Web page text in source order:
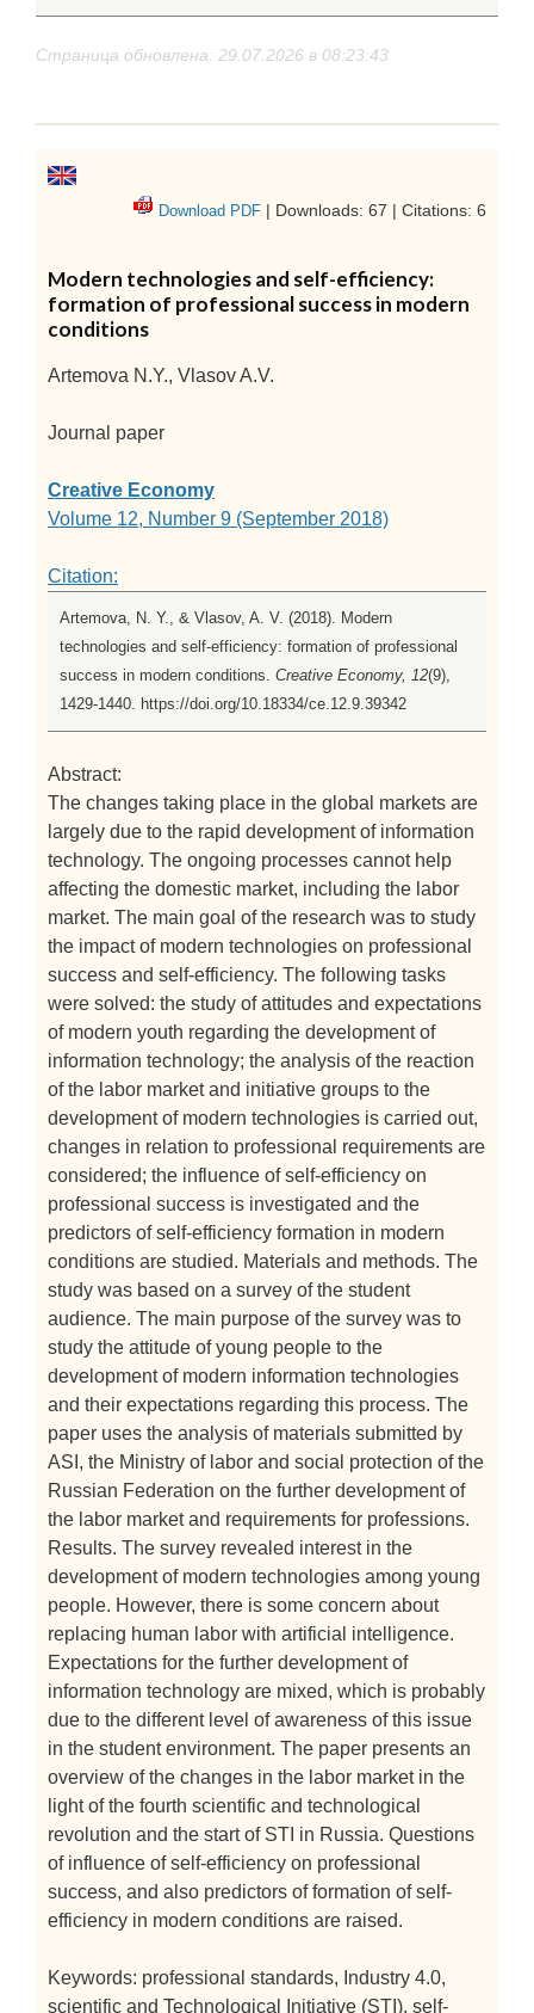
Страница обновлена: 29.07.2026 в 08:23:43
Download PDF | Downloads: 67 | Citations: 6
Modern technologies and self-efficiency:
formation of professional success in modern
conditions
Artemova N.Y., Vlasov A.V.
Journal paper
Creative Economy
Volume 12, Number 9 (September 2018)
Citation:
Artemova, N. Y., & Vlasov, A. V. (2018). Modern
technologies and self-efficiency: formation of professional
success in modern conditions. Creative Economy, 12(9),
1429-1440. https://doi.org/10.18334/ce.12.9.39342
Abstract:
The changes taking place in the global markets are
largely due to the rapid development of information
technology. The ongoing processes cannot help
affecting the domestic market, including the labor
market. The main goal of the research was to study
the impact of modern technologies on professional
success and self-efficiency. The following tasks
were solved: the study of attitudes and expectations
of modern youth regarding the development of
information technology; the analysis of the reaction
of the labor market and initiative groups to the
development of modern technologies is carried out,
changes in relation to professional requirements are
considered; the influence of self-efficiency on
professional success is investigated and the
predictors of self-efficiency formation in modern
conditions are studied. Materials and methods. The
study was based on a survey of the student
audience. The main purpose of the survey was to
study the attitude of young people to the
development of modern information technologies
and their expectations regarding this process. The
paper uses the analysis of materials submitted by
ASI, the Ministry of labor and social protection of the
Russian Federation on the further development of
the labor market and requirements for professions.
Results. The survey revealed interest in the
development of modern technologies among young
people. However, there is some concern about
replacing human labor with artificial intelligence.
Expectations for the further development of
information technology are mixed, which is probably
due to the different level of awareness of this issue
in the student environment. The paper presents an
overview of the changes in the labor market in the
light of the fourth scientific and technological
revolution and the start of STI in Russia. Questions
of influence of self-efficiency on professional
success, and also predictors of formation of self-
efficiency in modern conditions are raised.
Keywords: professional standards, Industry 4.0,
scientific and Technological Initiative (STI), self-